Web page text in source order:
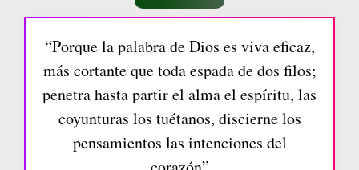
“Porque la palabra de Dios es viva eficaz,
más cortante que toda espada de dos filos;
penetra hasta partir el alma el espíritu, las
coyunturas los tuétanos, discierne los
pensamientos las intenciones del